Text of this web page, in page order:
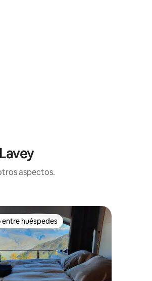
aspectos.
entre huéspedes
entre huéspedes